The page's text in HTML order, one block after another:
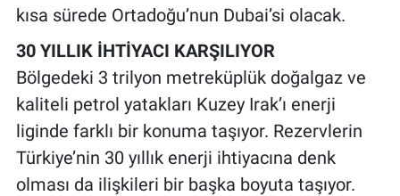
kısa sürede Ortadoğu’nun Dubai’si olacak.
30 YILLIK İHTİYACI KARŞILIYOR
Bölgedeki 3 trilyon metreküplük doğalgaz ve
kaliteli petrol yatakları Kuzey Irak’ı enerji
liginde farklı bir konuma taşıyor. Rezervlerin
Türkiye’nin 30 yıllık enerji ihtiyacına denk
olması da ilişkileri bir başka boyuta taşıyor.